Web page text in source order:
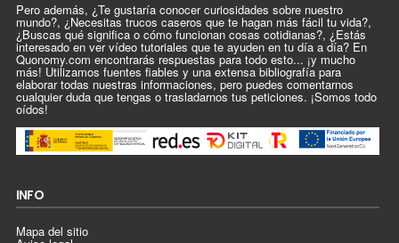
Pero además, ¿Te gustaría conocer curiosidades sobre nuestro
mundo?, ¿Necesitas trucos caseros que te hagan más fácil tu vida?,
¿Buscas qué significa o cómo funcionan cosas cotidianas?, ¿Estás
interesado en ver vídeo tutoriales que te ayuden en tu día a día? En
Quonomy.com encontrarás respuestas para todo esto... ¡y mucho
más! Utilizamos fuentes fiables y una extensa bibliografía para
elaborar todas nuestras informaciones, pero puedes comentarnos
cualquier duda que tengas o trasladarnos tus peticiones. ¡Somos todo
oídos!
INFO
Mapa del sitio